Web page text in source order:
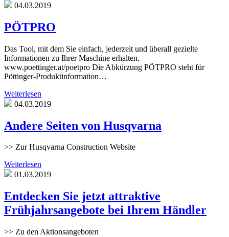
04.03.2019
PÖTPRO
Das Tool, mit dem Sie einfach, jederzeit und überall gezielte
Informationen zu Ihrer Maschine erhalten.
www.poettinger.at/poetpro Die Abkürzung PÖTPRO steht für
Pöttinger-Produktinformation…
Weiterlesen
04.03.2019
Andere Seiten von Husqvarna
>> Zur Husqvarna Construction Website
Weiterlesen
01.03.2019
Entdecken Sie jetzt attraktive
Frühjahrsangebote bei Ihrem Händler
>> Zu den Aktionsangeboten